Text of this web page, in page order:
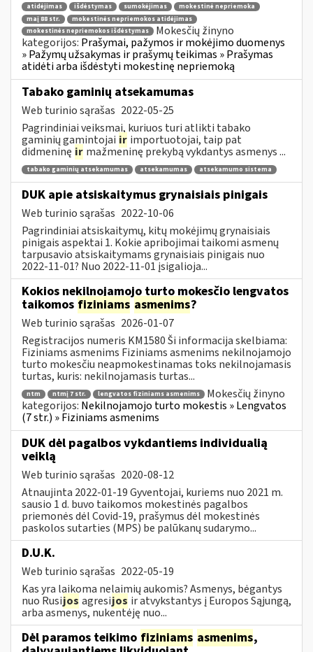
atidėjimas išdėstymas sumokėjimas
mokestinė nepriemoka
maį 88 str.
mokestinės nepriemokos atidėjimas
mokestinės nepriemokos išdėstymas
Mokesčių žinyno
kategorijos: Prašymai, pažymos ir mokėjimo duomenys
» Pažymų užsakymas ir prašymų teikimas » Prašymas
atidėti arba išdėstyti mokestinę nepriemoką
Tabako gaminių atsekamumas
Web turinio sąrašas 2022-05-25
Pagrindiniai veiksmai, kuriuos turi atlikti tabako
gaminių gamintojai ir importuotojai, taip pat
didmeninę ir mažmeninę prekybą vykdantys asmenys ...
tabako gaminių atsekamumas atsekamumas atsekamumo sistema
DUK apie atsiskaitymus grynaisiais pinigais
Web turinio sąrašas 2022-10-06
Pagrindiniai atsiskaitymų, kitų mokėjimų grynaisiais
pinigais aspektai 1. Kokie apribojimai taikomi asmenų
tarpusavio atsiskaitymams grynaisiais pinigais nuo
2022-11-01? Nuo 2022-11-01 įsigalioja...
Kokios nekilnojamojo turto mokesčio lengvatos
taikomos fiziniams asmenims?
Web turinio sąrašas 2026-01-07
Registracijos numeris KM1580 Ši informacija skelbiama:
Fiziniams asmenims Fiziniams asmenims nekilnojamojo
turto mokesčiu neapmokestinamas toks nekilnojamasis
turtas, kuris: nekilnojamasis turtas...
ntm ntmį 7 str. lengvatos fiziniams asmenims
Mokesčių žinyno
kategorijos: Nekilnojamojo turto mokestis » Lengvatos
(7 str.) » Fiziniams asmenims
DUK dėl pagalbos vykdantiems individualią
veiklą
Web turinio sąrašas 2020-08-12
Atnaujinta 2022-01-19 Gyventojai, kuriems nuo 2021 m.
sausio 1 d. buvo taikomos mokestinės pagalbos
priemonės dėl Covid-19, prašymus dėl mokestinės
paskolos sutarties (MPS) be palūkanų sudarymo...
D.U.K.
Web turinio sąrašas 2022-05-19
Kas yra laikoma nelaimių aukomis? Asmenys, bėgantys
nuo Rusijos agresijos ir atvykstantys į Europos Sąjungą,
arba asmenys, nukentėję nuo...
Dėl paramos teikimo fiziniams asmenims,